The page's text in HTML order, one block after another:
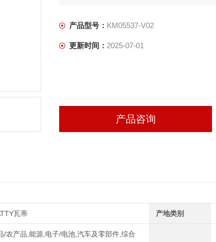
产品型号： KM05537-V02
更新时间： 2025-07-01
产品咨询
瓦蒂 产地类别
/农产品,能源,电子/电池,汽车及零部件,综合